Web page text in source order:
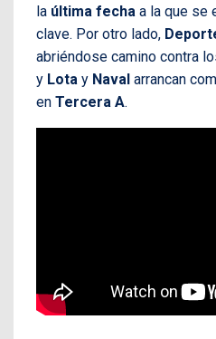
la última fecha a la que se
clave. Por otro lado,
abriéndose camino contra
y Lota y Naval arrancan
en Tercera A.